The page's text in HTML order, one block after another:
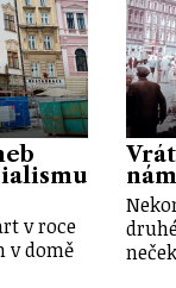
v roce
v domě